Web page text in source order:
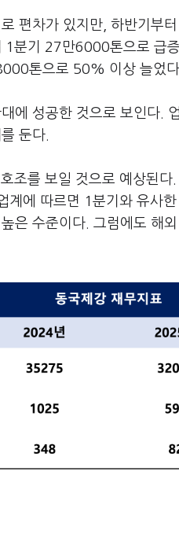
편차가 있지만, 하반기부
1분기 27만6000톤으로 급
톤으로 50% 이상 늘었다.
에 성공한 것으로 보인다.
둔다.
조를 보일 것으로 예상된
계에 따르면 1분기와 유사
은 수준이다. 그럼에도 해